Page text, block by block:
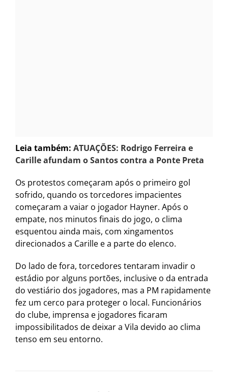
Leia também: ATUAÇÕES: Rodrigo Ferreira e
Carille afundam o Santos contra a Ponte Preta
Os protestos começaram após o primeiro gol
sofrido, quando os torcedores impacientes
começaram a vaiar o jogador Hayner. Após o
empate, nos minutos finais do jogo, o clima
esquentou ainda mais, com xingamentos
direcionados a Carille e a parte do elenco.
Do lado de fora, torcedores tentaram invadir o
estádio por alguns portões, inclusive o da entrada
do vestiário dos jogadores, mas a PM rapidamente
fez um cerco para proteger o local. Funcionários
do clube, imprensa e jogadores ficaram
impossibilitados de deixar a Vila devido ao clima
tenso em seu entorno.